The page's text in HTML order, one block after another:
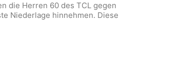
die Herren 60 des TCL gegen
Niederlage hinnehmen. Diese